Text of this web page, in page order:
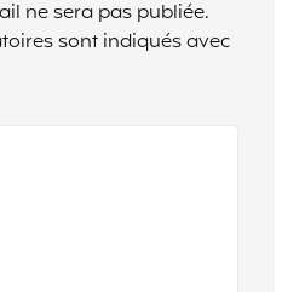
ne sera pas publiée.
sont indiqués avec